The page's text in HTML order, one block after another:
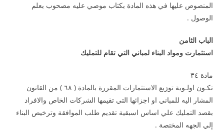
المنصوص عليها في هذه المادة بكتاب موصي عليه مصحوب بعلم
الوصول .
الباب الثامن
استثمارت ومواد البناء لمباني التي تقام للتمليك
مادة ۳٤
تكـون اولـوية توزيع الاستثمارات المقررة بالمادة ( ٦۸ ) من القانون
المشار اليه للمباني او اجزائها التي تقيمها الشركات الخاص والافراد
بقصد التمليك علي اساس اسبقية تقديم طلب الموافقة وترخيص البناء
إلي الجهه المختصة .